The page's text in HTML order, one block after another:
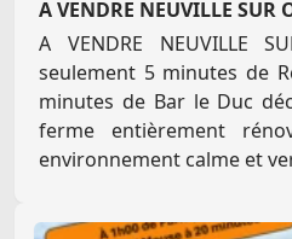
A VENDRE NEUVILLE SUR
A VENDRE NEUVILLE
seulement 5 minutes de
minutes de Bar le Duc
ferme entièrement
environnement calme et